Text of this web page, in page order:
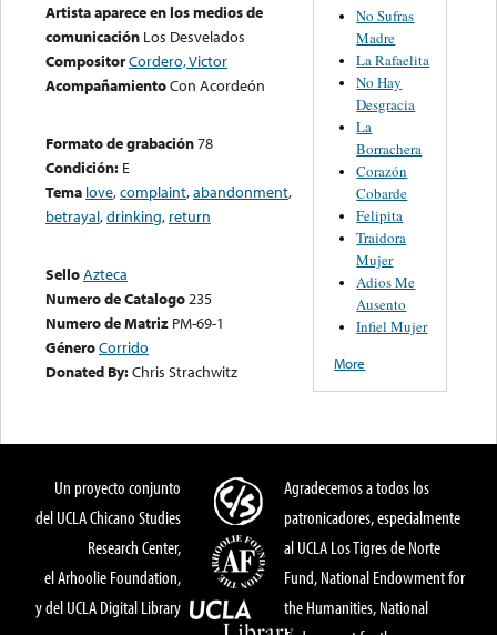
Artista aparece en los medios de
comunicación Los Desvelados
CompositorCordero, Victor
AcompañamientoCon Acordeón
Formato de grabación78
Condición: E
Tema love,complaint,abandonment,
betrayal,drinking, return
SelloAzteca
Numero de Catalogo235
Numero de Matriz PM-69-1
GéneroCorrido
Donated By:Chris Strachwitz
No Sufras
Madre
La Rafaelita
No Hay
Desgracia
La
Borrachera
Corazón
Cobarde
Felipita
Traidora
Mujer
Adios Me
Ausento
Infiel Mujer
More
Un proyecto conjunto
del UCLA Chicano Studies
Research Center,
el Arhoolie Foundation,
y del UCLA Digital Library
Agradecemos a todos los
patronicadores, especialmente
al UCLA Los Tigres de Norte
Fund, National Endowment for
the Humanities, National